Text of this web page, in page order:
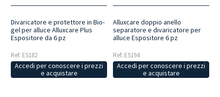
Divaricatore e protettore in Bio-
gel per alluce Alluxcare Plus
Espositore da 6 pz
Ref: ES182
Accedi per conoscere i prezzi
e acquistare
Alluxcare doppio anello
separatore e divaricatore per
alluce Espositore 6 pz
Ref: ES194
Accedi per conoscere i prezzi
e acquistare